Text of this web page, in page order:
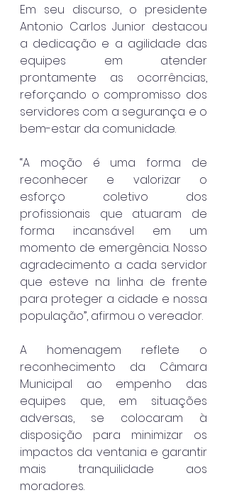
Em seu discurso, o presidente
Antonio Carlos Junior destacou
a dedicação e a agilidade das
equipes em atender
prontamente as ocorrências,
reforçando o compromisso dos
servidores com a segurança e o
bem-estar da comunidade.
“A moção é uma forma de
reconhecer e valorizar o
esforço coletivo dos
profissionais que atuaram de
forma incansável em um
momento de emergência. Nosso
agradecimento a cada servidor
que esteve na linha de frente
para proteger a cidade e nossa
população”, afirmou o vereador.
A homenagem reflete o
reconhecimento da Câmara
Municipal ao empenho das
equipes que, em situações
adversas, se colocaram à
disposição para minimizar os
impactos da ventania e garantir
mais tranquilidade aos
moradores.